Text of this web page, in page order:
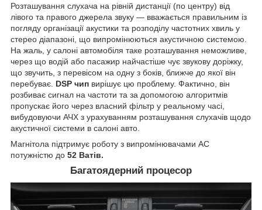
Розташування слухача на рівній дистанції (по центру) від
лівого та правого джерела звуку — вважається правильним із
погляду організації акустики та розподілу частотних хвиль у
стерео діапазоні, що випромінюються акустичною системою.
На жаль, у салоні автомобіля таке розташування неможливе,
через що водій або пасажир найчастіше чує звукову доріжку,
що звучить, з перевісом на одну з боків, ближче до якої він
перебуває. DSP чип вирішує цю проблему. Фактично, він
розбиває сигнал на частоти та за допомогою алгоритмів
пропускає його через власний фільтр у реальному часі,
вибудовуючи АЧХ з урахуванням розташування слухачів щодо
акустичної системи в салоні авто.
Магнітола підтримує роботу з випромінювачами АС
потужністю до 52 Ватів.
Багатоядерний процесор